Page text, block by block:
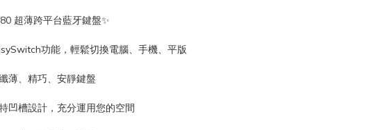
超薄跨平台藍牙鍵盤✨
功能，輕鬆切換電腦、手機、平版
薄、精巧、安靜鍵盤
凹槽設計，充分運用您的空間